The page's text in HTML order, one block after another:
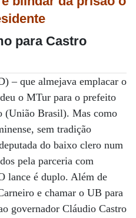
para Castro
– que almejava emplacar o
o MTur para o prefeito
(União Brasil). Mas como
sem tradição
do baixo clero num
pela parceria com
lance é duplo. Além de
e chamar o UB para
governador Cláudio Castro